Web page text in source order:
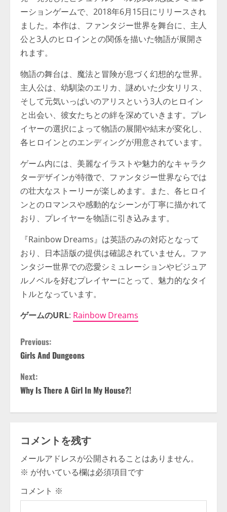
ーションゲームで、2018年6月15日にリリースされ
ました。本作は、ファンタジー世界を舞台に、主人
公と3人のヒロインとの関係を描いた物語が展開さ
れます。
物語の舞台は、魔法と冒険が息づく幻想的な世界。
主人公は、幼馴染のエリカ、謎めいた少女リリス、
そして元気いっぱいのアリスという3人のヒロイン
と出会い、彼女たちとの絆を深めていきます。プレ
イヤーの選択によって物語の展開や結末が変化し、
各ヒロインとのエンディングが用意されています。
ゲーム内には、美麗なイラストや魅力的なキャラク
ターデザインが特徴で、ファンタジー世界ならでは
の壮大なストーリーが楽しめます。また、各ヒロイ
ンとのロマンスや感動的なシーンが丁寧に描かれて
おり、プレイヤーを物語に引き込みます。
『Rainbow Dreams』は英語のみの対応となって
おり、日本語版の提供は確認されていません。ファ
ンタジー世界での恋愛シミュレーションやビジュア
ルノベルを好むプレイヤーにとって、魅力的なタイ
トルとなっています。
ゲームのURL: Rainbow Dreams
C
o
n
t
n
u
e
Previous:
Girls And Dungeons
Next:
Why Is There A Girl In My House?!
コメントを残す
メールアドレスが公開されることはありません。
※ が付いている欄は必須項目です
コメント ※